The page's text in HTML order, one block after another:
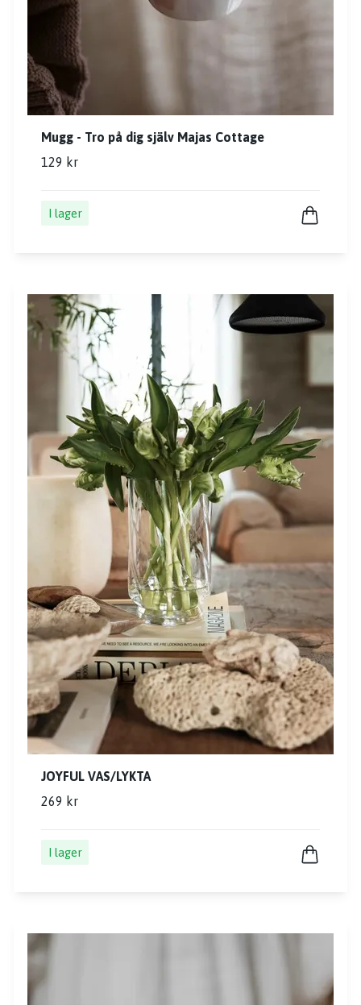
Mugg - Tro på dig själv Majas Cottage
129 kr
I lager
JOYFUL VAS/LYKTA
269 kr
I lager